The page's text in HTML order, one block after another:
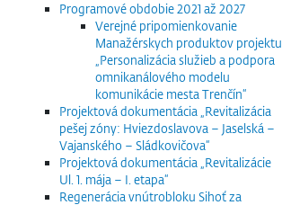
Programové obdobie 2021 až 2027
Verejné pripomienkovanie
Manažérskych produktov projektu
„Personalizácia služieb a podpora
omnikanálového modelu
komunikácie mesta Trenčín“
Projektová dokumentácia „Revitalizácia
pešej zóny: Hviezdoslavova – Jaselská –
Vajanského – Sládkovičova“
Projektová dokumentácia „Revitalizácie
Ul. 1. mája – I. etapa“
Regenerácia vnútrobloku Sihoť za